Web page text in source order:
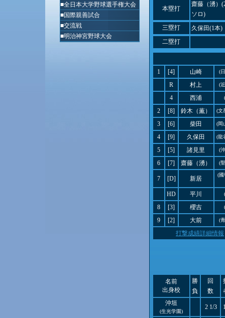
■全日本大学野球選手権大会
■国際親善試合
■交流戦
■明治神宮野球大会
本塁打
齋藤（湧）
ソロ)
三塁打
久保田(1本)
二塁打
1 [4] 山崎 (
R 村上 (
4 西浦
2 [8] 鈴木（薫） (文
3 [6] 柴田 (岡
4 [9] 久保田 (龍
5 [5] 諸見里 (
6 [7] 齋藤（湧） (
7 [D] 新居
(國
HD 平川
8 [3] 櫻吉
9 [2] 大前 (
打撃成績詳細情報
名前
出身校
勝
負
回
数
沖垣
(生光学園)
2 1/3